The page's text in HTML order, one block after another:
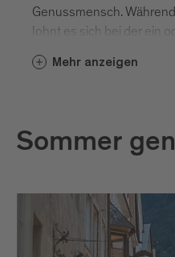
Genussmensch.
lohnt es sich bei der ein
dich überraschen. Hier
Mehr anzeigen
Sommer